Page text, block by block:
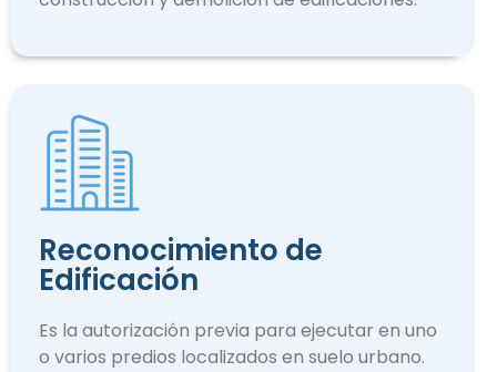
Reconocimiento de
Edificación
Es la autorización previa para ejecutar en uno
o varios predios localizados en suelo urbano.